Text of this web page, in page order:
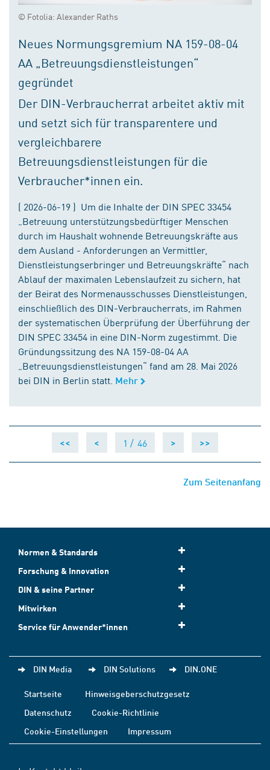
© Fotolia: Alexander Raths
Neues Normungsgremium NA 159-08-04
AA „Betreuungsdienstleistungen“
gegründet
Der DIN-Verbraucherrat arbeitet aktiv mit
und setzt sich für transparentere und
vergleichbarere
Betreuungsdienstleistungen für die
Verbraucher*innen ein.
( 2026-06-19 ) Um die Inhalte der DIN SPEC 33454
„Betreuung unterstützungsbedürftiger Menschen
durch im Haushalt wohnende Betreuungskräfte aus
dem Ausland - Anforderungen an Vermittler,
Dienstleistungserbringer und Betreuungskräfte“ nach
Ablauf der maximalen Lebenslaufzeit zu sichern, hat
der Beirat des Normenausschusses Dienstleistungen,
einschließlich des DIN-Verbraucherrats, im Rahmen
der systematischen Überprüfung der Überführung der
DIN SPEC 33454 in eine DIN-Norm zugestimmt. Die
Gründungssitzung des NA 159-08-04 AA
„Betreuungsdienstleistungen“ fand am 28. Mai 2026
bei DIN in Berlin statt. Mehr
<< < 1 / 46 > >>
Zum Seitenanfang
Normen & Standards
Forschung & Innovation
DIN & seine Partner
Mitwirken
Service für Anwender*innen
DIN Media DIN Solutions DIN.ONE
Startseite
Hinweisgeberschutzgesetz
Datenschutz
Cookie-Richtlinie
Cookie-Einstellungen
Impressum